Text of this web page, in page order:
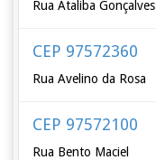
Rua Ataliba Gonçalves
CEP 97572360
Rua Avelino da Rosa
CEP 97572100
Rua Bento Maciel